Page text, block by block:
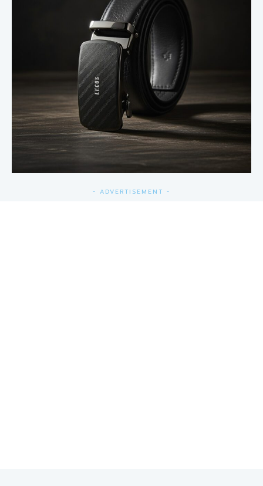
- ADVERTISEMENT -